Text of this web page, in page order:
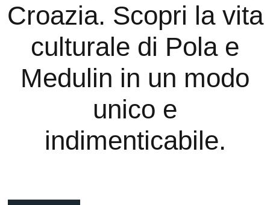
Croazia. Scopri la vita
culturale di Pola e
Medulin in un modo
unico e
indimenticabile.